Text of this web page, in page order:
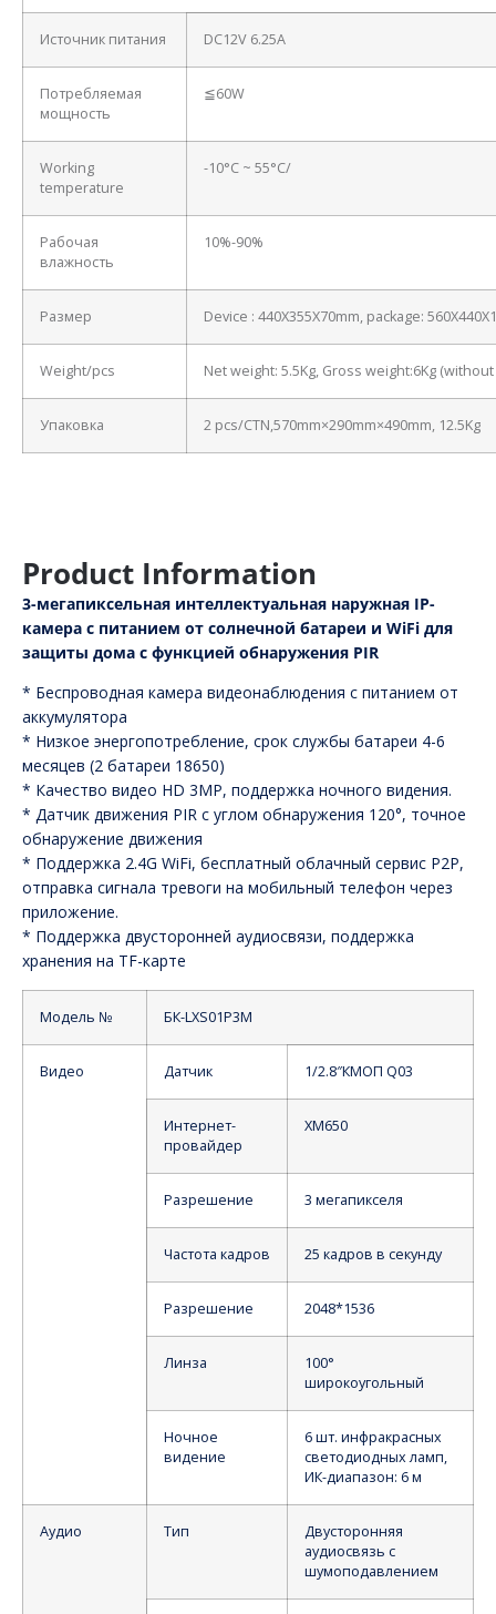
Источник питания DC12V 6.25A
Потребляемая
мощность
≦60W
Working
temperature
-10°C ~ 55°C/
Рабочая
влажность
10%-90%
Размер Device : 440X355X70mm, package:
Weight/pcs Net weight: 5.5Kg, Gross weight:6Kg (without
Упаковка 2 pcs/CTN,570mm×290mm×490mm, 12.5Kg
Product Information
3-мегапиксельная интеллектуальная наружная IP-
камера с питанием от солнечной батареи и WiFi для
защиты дома с функцией обнаружения PIR
* Беспроводная камера видеонаблюдения с питанием от
аккумулятора
* Низкое энергопотребление, срок службы батареи 4-6
месяцев (2 батареи 18650)
* Качество видео HD 3MP, поддержка ночного видения.
* Датчик движения PIR с углом обнаружения 120°, точное
обнаружение движения
* Поддержка 2.4G WiFi, бесплатный облачный сервис P2P,
отправка сигнала тревоги на мобильный телефон через
приложение.
* Поддержка двусторонней аудиосвязи, поддержка
хранения на TF-карте
Модель № БК-LXS01P3M
Видео Датчик 1/2.8″КМОП Q03
Интернет-
провайдер
XM650
Разрешение 3 мегапикселя
Частота кадров 25 кадров в секунду
Разрешение 2048*1536
Линза
100°
широкоугольный
Ночное
видение
6 шт. инфракрасных
светодиодных ламп,
ИК-диапазон: 6 м
Аудио Тип
Двусторонняя
аудиосвязь с
шумоподавлением